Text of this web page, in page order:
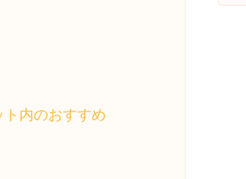
ト内のおすすめ